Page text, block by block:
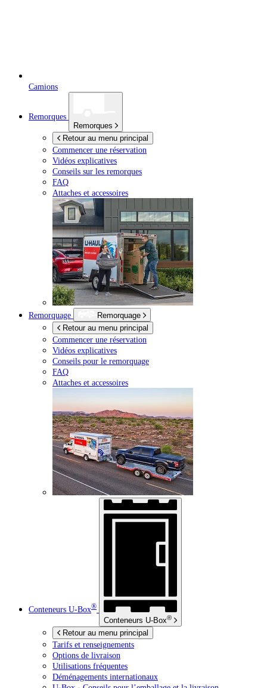
Camions
Remorques
Remorques
Retour au menu principal
Commencer une réservation
Vidéos explicatives
Conseils sur les remorques
FAQ
Attaches et accessoires
Remorquage
Remorquage
Retour au menu principal
Commencer une réservation
Vidéos explicatives
Conseils pour le remorquage
FAQ
Attaches et accessoires
Conteneurs U-Box®
Conteneurs U-Box®
Retour au menu principal
Tarifs et renseignements
Options de livraison
Utilisations fréquentes
Déménagements internationaux